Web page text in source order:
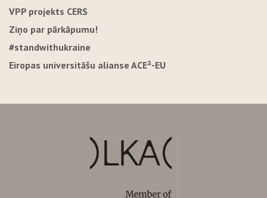
VPP projekts CERS
Ziņo par pārkāpumu!
#standwithukraine
Eiropas universitāšu alianse ACE²-EU